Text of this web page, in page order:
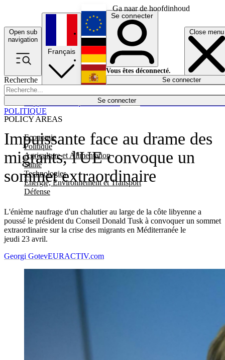
Ga naar de hoofdinhoud
Open sub
navigation
Close menu
Recherche
Se connecter
POLICY AREAS
Economie
Politique
Agriculture et Alimentation
Santé
Technologies
Energie, Environnement et Transport
Défense
Économie
Français
English
Deutsch
Español
Se connecter
Vous êtes déconnecté.
Se connecter
Impuissante face au drame des
migrants, l'UE convoque un
sommet extraordinaire
L'énième naufrage d'un chalutier au large de la côte libyenne a
poussé le président du Conseil Donald Tusk à convoquer un sommet
extraordinaire sur la crise des migrants en Méditerranée le
jeudi 23 avril.
POLITIQUE
Georgi GotevEURACTIV.com